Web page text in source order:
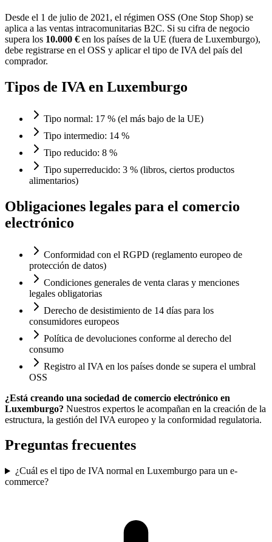
Desde el 1 de julio de 2021, el régimen OSS (One Stop Shop) se
aplica a las ventas intracomunitarias B2C. Si su cifra de negocio
supera los 10.000 € en los países de la UE (fuera de Luxemburgo),
debe registrarse en el OSS y aplicar el tipo de IVA del país del
comprador.
Tipos de IVA en Luxemburgo
Tipo normal: 17 % (el más bajo de la UE)
Tipo intermedio: 14 %
Tipo reducido: 8 %
Tipo superreducido: 3 % (libros, ciertos productos
alimentarios)
Obligaciones legales para el comercio
electrónico
Conformidad con el RGPD (reglamento europeo de
protección de datos)
Condiciones generales de venta claras y menciones
legales obligatorias
Derecho de desistimiento de 14 días para los
consumidores europeos
Política de devoluciones conforme al derecho del
consumo
Registro al IVA en los países donde se supera el umbral
OSS
¿Está creando una sociedad de comercio electrónico en
Luxemburgo? Nuestros expertos le acompañan en la creación de la
estructura, la gestión del IVA europeo y la conformidad regulatoria.
Preguntas frecuentes
¿Cuál es el tipo de IVA normal en Luxemburgo para un e-
commerce?